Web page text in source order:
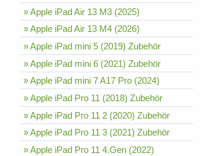
» Apple iPad Air 13 M3 (2025)
» Apple iPad Air 13 M4 (2026)
» Apple iPad mini 5 (2019) Zubehör
» Apple iPad mini 6 (2021) Zubehör
» Apple iPad mini 7 A17 Pro (2024)
» Apple iPad Pro 11 (2018) Zubehör
» Apple iPad Pro 11 2 (2020) Zubehör
» Apple iPad Pro 11 3 (2021) Zubehör
» Apple iPad Pro 11 4.Gen (2022)